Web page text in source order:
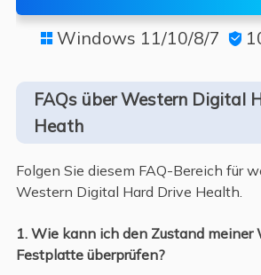
 Windows 11/10/8/7 
FAQs über Western Digital
Heath
Folgen Sie diesem FAQ-Bereich für
Western Digital Hard Drive Health.
1. Wie kann ich den Zustand
Festplatte überprüfen?